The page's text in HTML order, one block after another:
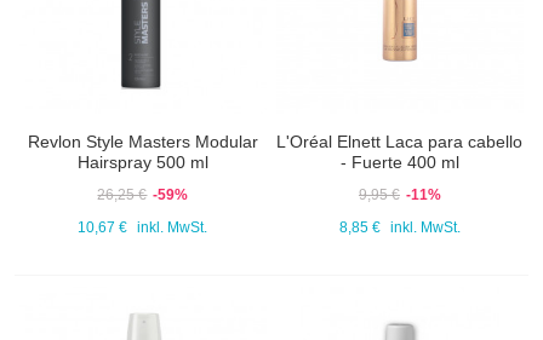
Revlon Style Masters Modular
Hairspray 500 ml
26,25 € -59%
10,67 €
inkl. MwSt.
L'Oréal Elnett Laca para cabello
- Fuerte 400 ml
9,95 € -11%
8,85 € inkl. MwSt.